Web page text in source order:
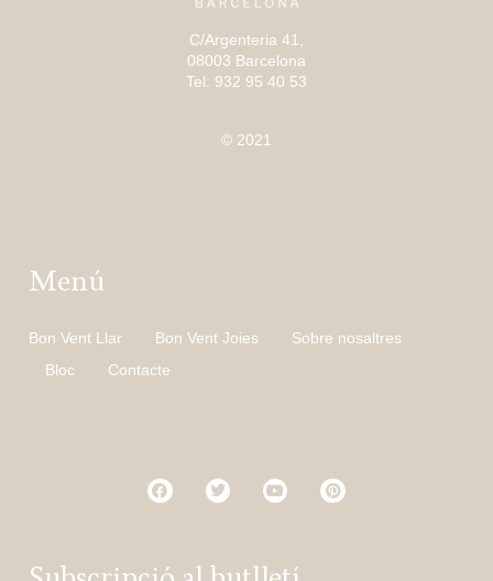
C/Argenteria 41,
08003 Barcelona
Tel: 932 95 40 53
© 2021
Menú
Bon Vent Llar Bon Vent Joies
Sobre nosaltres
Bloc
Contacte